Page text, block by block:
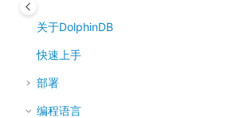
关于DolphinDB
快速上手
部署
编程语言